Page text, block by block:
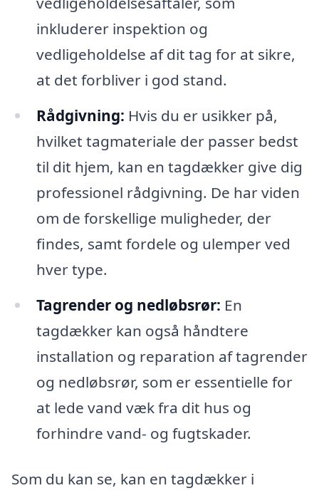
inkluderer inspektion og
vedligeholdelse af dit tag for at sikre,
at det forbliver i god stand.
Rådgivning: Hvis du er usikker på,
hvilket tagmateriale der passer bedst
til dit hjem, kan en tagdækker give dig
professionel rådgivning. De har viden
om de forskellige muligheder, der
findes, samt fordele og ulemper ved
hver type.
Tagrender og nedløbsrør: En
tagdækker kan også håndtere
installation og reparation af tagrender
og nedløbsrør, som er essentielle for
at lede vand væk fra dit hus og
forhindre vand- og fugtskader.
Som du kan se, kan en tagdækker i